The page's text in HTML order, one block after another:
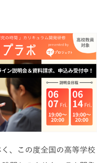
、この度全国の高等学校